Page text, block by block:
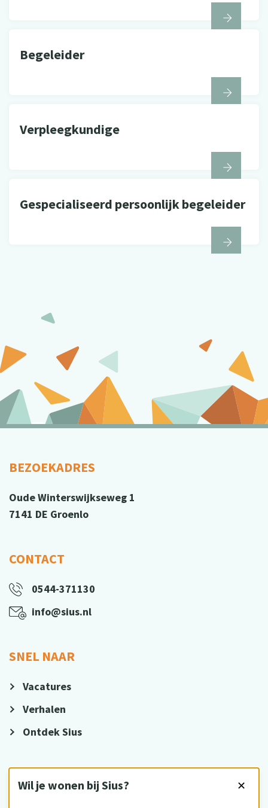
Wil je wonen bij Sius? ✕
Begeleider
Verpleegkundige
Gespecialiseerd persoonlijk begeleider
BEZOEKADRES
Oude Winterswijkseweg 1
7141 DE Groenlo
CONTACT
0544-371130
info@sius.nl
SNEL NAAR
Vacatures
Verhalen
Ontdek Sius